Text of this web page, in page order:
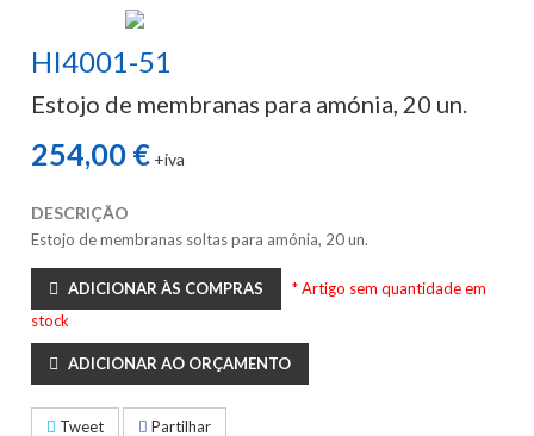
HI4001-51
Estojo de membranas para amónia, 20 un.
254,00 € +iva
DESCRIÇÃO
Estojo de membranas soltas para amónia, 20 un.
ADICIONAR ÀS COMPRAS
* Artigo sem quantidade em
stock
ADICIONAR AO ORÇAMENTO
Tweet Partilhar